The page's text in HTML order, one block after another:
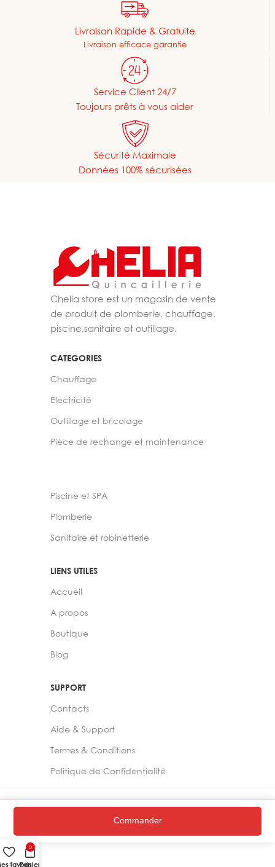
Livraison Rapide & Gratuite
Livraison efficace garantie
Service Client 24/7
Toujours prêts à vous aider
Sécurité Maximale
Données 100% sécurisées
Chelia store est un magasin de vente
de produit de plomberie, chauffage,
piscine,sanitaire et outillage.
CATEGORIES
Chauffage
Electricité
Outillage et bricolage
Pièce de rechange et maintenance
Piscine et SPA
Plomberie
Sanitaire et robinetterie
LIENS UTILES
Accueil
A propos
Boutique
Blog
SUPPORT
Contacts
Aide & Support
Termes & Conditions
Politique de Confidentialité
2024 – Chelia Store
favoris
0
Panier
Commander